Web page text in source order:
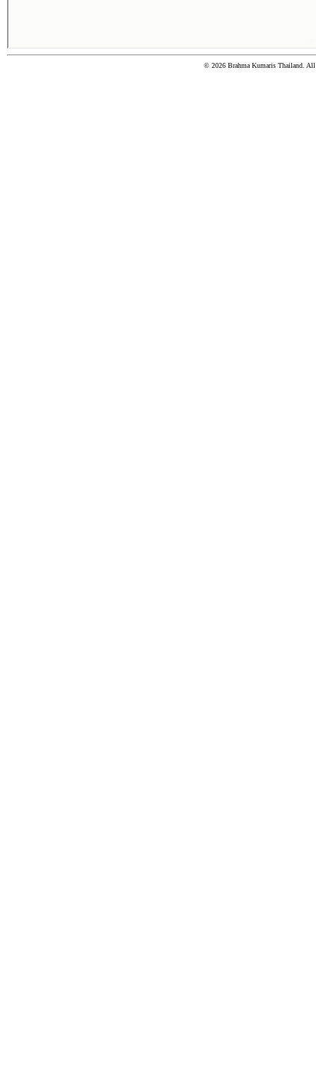
© 2026 Brahma Kumaris Thailand. All